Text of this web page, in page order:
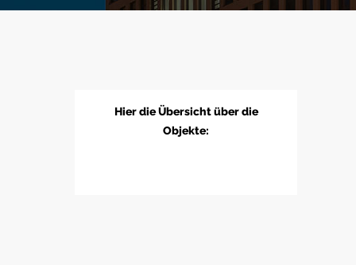
Hier die Übersicht über die
Objekte: